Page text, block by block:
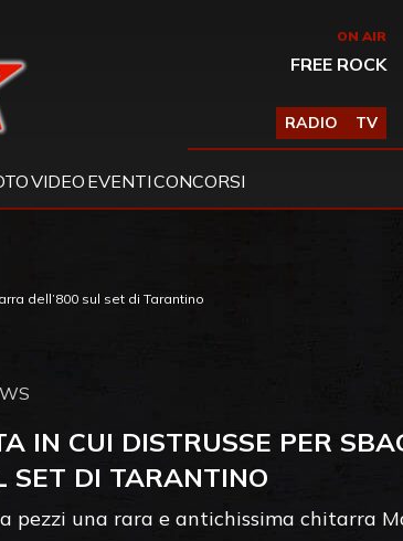
Radio ON AIR
FREE ROCK
RADIO TV
VIDEO EVENTICONCORSI
dell’800 sul set di Tarantino
IN CUI DISTRUSSE PER
SET DI TARANTINO
pezzi una rara e antichissima chitarra